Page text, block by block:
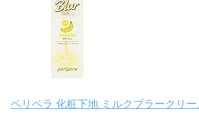
ペリペラ 化粧下地 ミルクブラークリ